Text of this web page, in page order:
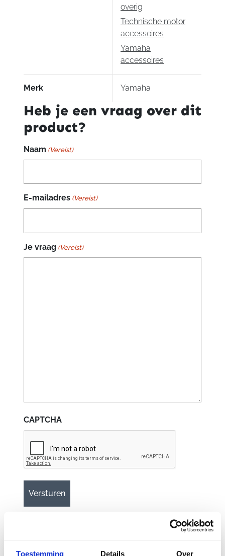
Toestemming Details Over
overig
Technische motor
accessoires
Yamaha
accessoires
Merk Yamaha
Heb je een vraag over dit
product?
Naam (Vereist)
E-mailadres (Vereist)
Je vraag (Vereist)
CAPTCHA